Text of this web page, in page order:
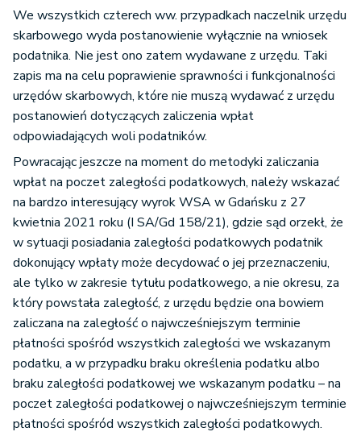
We wszystkich czterech ww. przypadkach naczelnik urzędu
skarbowego wyda postanowienie wyłącznie na wniosek
podatnika. Nie jest ono zatem wydawane z urzędu. Taki
zapis ma na celu poprawienie sprawności i funkcjonalności
urzędów skarbowych, które nie muszą wydawać z urzędu
postanowień dotyczących zaliczenia wpłat
odpowiadających woli podatników.
Powracając jeszcze na moment do metodyki zaliczania
wpłat na poczet zaległości podatkowych, należy wskazać
na bardzo interesujący wyrok WSA w Gdańsku z 27
kwietnia 2021 roku (I SA/Gd 158/21), gdzie sąd orzekł, że
w sytuacji posiadania zaległości podatkowych podatnik
dokonujący wpłaty może decydować o jej przeznaczeniu,
ale tylko w zakresie tytułu podatkowego, a nie okresu, za
który powstała zaległość, z urzędu będzie ona bowiem
zaliczana na zaległość o najwcześniejszym terminie
płatności spośród wszystkich zaległości we wskazanym
podatku, a w przypadku braku określenia podatku albo
braku zaległości podatkowej we wskazanym podatku – na
poczet zaległości podatkowej o najwcześniejszym terminie
płatności spośród wszystkich zaległości podatkowych.